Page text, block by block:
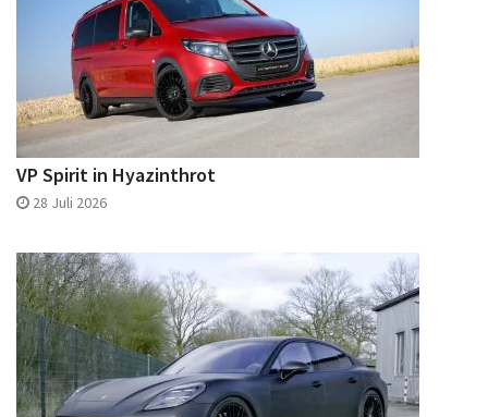
VP Spirit in Hyazinthrot
28 Juli 2026